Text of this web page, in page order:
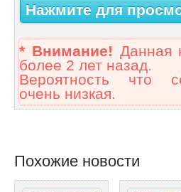
Нажмите для
* Внимание! Данная
более 2 лет назад.
Вероятность что
очень низкая.
Похожие новости